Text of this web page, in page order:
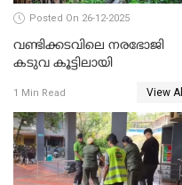
Posted On 26-12-2025
വണ്ടിക്കടവിലെ നരഭോജി
കടുവ കൂട്ടിലായി
1 Min Read View All